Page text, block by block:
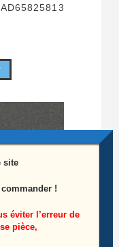
site
!
éviter l’erreur de
pièce,